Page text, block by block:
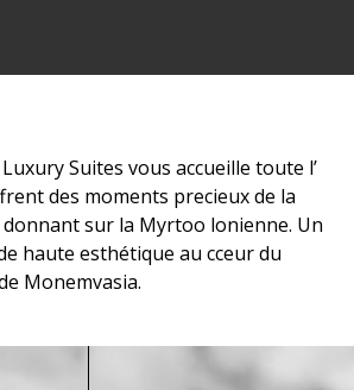
Suites vous accueille toute l’
des moments precieux de la
sur la Myrtoo lonienne. Un
haute esthétique au cceur du
Monemvasia.